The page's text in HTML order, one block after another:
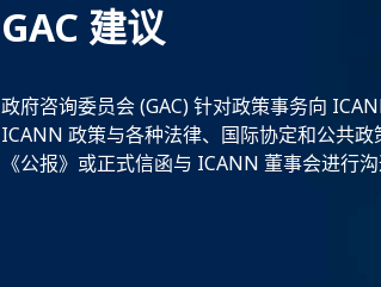
GAC 建议
政府咨询委员会 (GAC) 针对政策事务向
ICANN 政策与各种法律、国际协定和公共
《公报》或正式信函与 ICANN 董事会进行沟